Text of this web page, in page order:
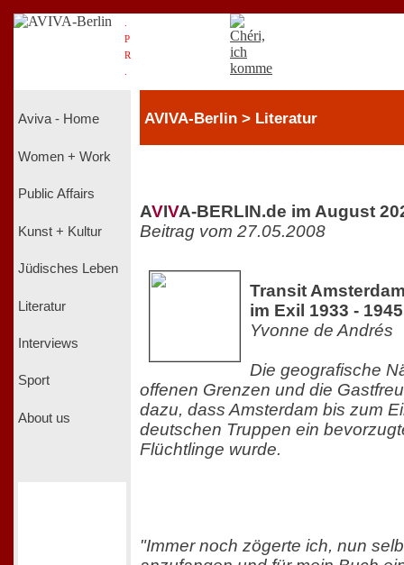
P
R
Aviva - Home
Women + Work
Public Affairs
Kunst + Kultur
Jüdisches Leben
Literatur
Interviews
Sport
About us
AVIVA-Berlin > Literatur
AVIVA-BERLIN.de im August
Beitrag vom 27.05.2008
Transit
im Exil 1933 - 1945
Yvonne de Andrés
Die geografische
offenen Grenzen und die
dazu, dass Amsterdam bis zum
deutschen Truppen ein
Flüchtlinge wurde.
"Immer noch zögerte ich, nun